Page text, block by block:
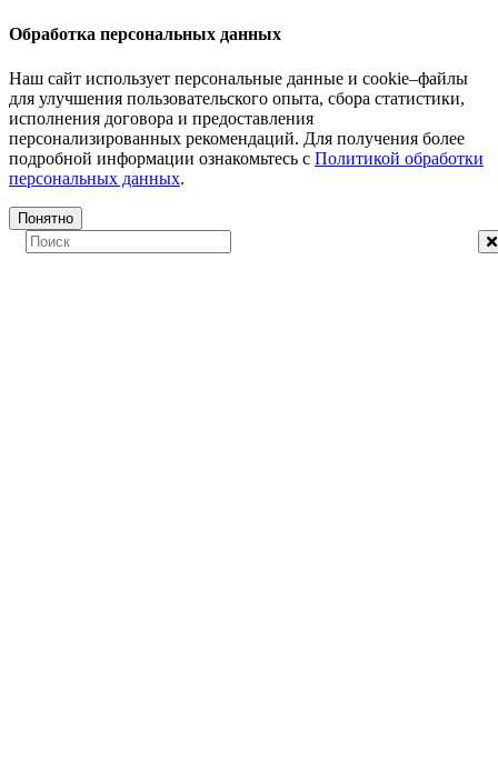
Обработка персональных данных
Наш сайт использует персональные данные и cookie–файлы
для улучшения пользовательского опыта, сбора статистики,
исполнения договора и предоставления
персонализированных рекомендаций. Для получения более
подробной информации ознакомьтесь с Политикой обработки
персональных данных.
Понятно